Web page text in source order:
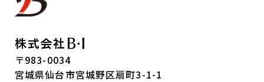
〒983-0034
宮城県仙台市宮城野区扇町3-1-1